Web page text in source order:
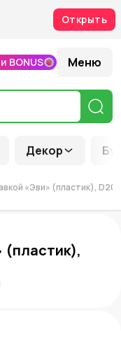
Открыть
Декор
BONUS Меню
«Эви» (пластик),
(пластик),